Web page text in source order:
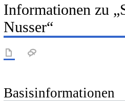
Informationen zu
Nusser“
Basisinformationen